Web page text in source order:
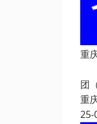
重
团
重
25-